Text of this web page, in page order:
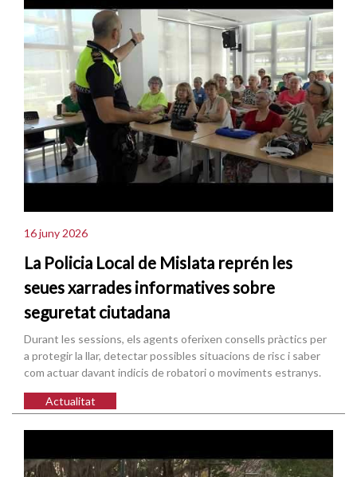
16 juny 2026
La Policia Local de Mislata reprén les
seues xarrades informatives sobre
seguretat ciutadana
Durant les sessions, els agents oferixen consells pràctics per
a protegir la llar, detectar possibles situacions de risc i saber
com actuar davant indicis de robatori o moviments estranys.
Actualitat